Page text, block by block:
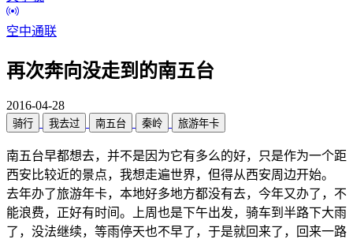
空中通联
再次奔向没走到的南五台
2016-04-28
骑行 我去过 南五台 秦岭 旅游年卡
南五台早都想去，并不是因为它有多么的好，只是作为一个距
西安比较近的景点，我想走遍世界，但得从西安周边开始。
去年办了旅游年卡，本地好多地方都没有去，今年又办了，不
能浪费，正好有时间。上周也是下午出发，骑车到半路下大雨
了，没法继续，等雨停天也不早了，于是就回来了，回来一路